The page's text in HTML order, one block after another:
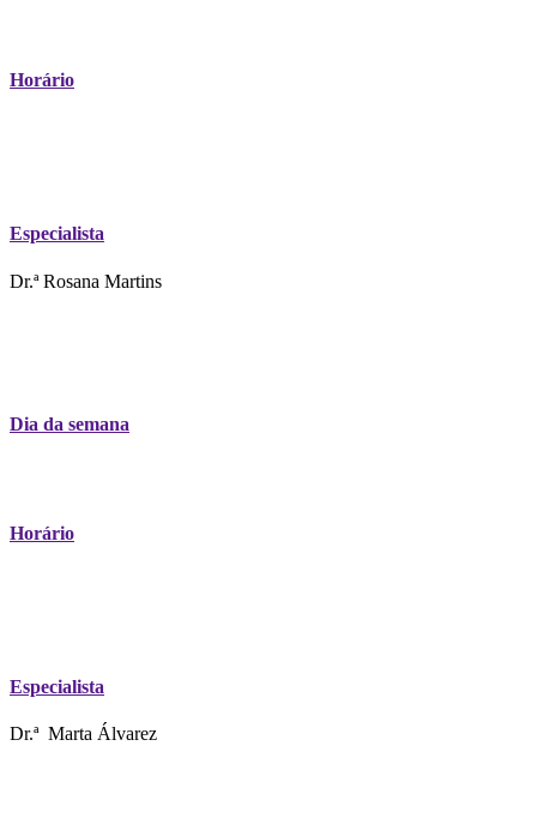
Horário
Especialista
Dr.ª Rosana Martins
Dia da semana
Horário
Especialista
Dr.ª Marta Álvarez